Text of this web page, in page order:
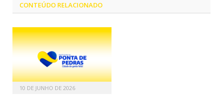
CONTEÚDO RELACIONADO
10 DE JUNHO DE 2026